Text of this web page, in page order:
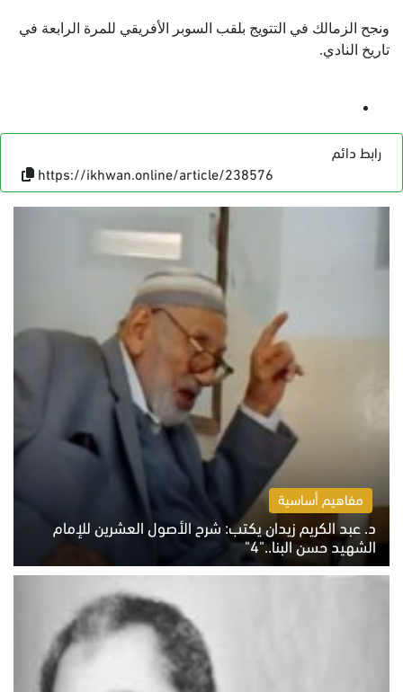
ونجح الزمالك في التتويج بلقب السوبر الأفريقي للمرة الرابعة في
تاريخ النادي.
رابط دائم
https://ikhwan.online/article/238576
مفاهيم أساسية
د. عبد الكريم زيدان يكتب: شرح الأصول العشرين للإمام
الشهيد حسن البنا.."4"
الخميس 6 أغسطس 2026 10:27 ص